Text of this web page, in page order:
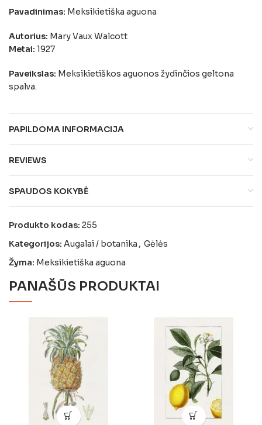
Pavadinimas: Meksikietiška aguona
Autorius: Mary Vaux Walcott
Metai: 1927
Paveikslas: Meksikietiškos aguonos žydinčios geltona
spalva.
PAPILDOMA INFORMACIJA
REVIEWS
SPAUDOS KOKYBĖ
Produkto kodas: 255
Kategorijos: Augalai / botanika , Gėlės
Žyma: Meksikietiška aguona
PANAŠŪS PRODUKTAI